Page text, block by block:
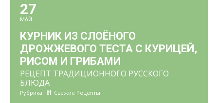
27
МАЙ
КУРНИК ИЗ СЛОЁНОГО
ДРОЖЖЕВОГО ТЕСТА С КУРИЦЕЙ,
РИСОМ И ГРИБАМИ
РЕЦЕПТ ТРАДИЦИОННОГО РУССКОГО
БЛЮДА
Рубрика: Свежие Рецепты